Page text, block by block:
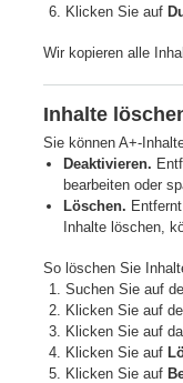
Klicken Sie auf
Wir kopieren alle
Inhalte
Sie können A+-
Deaktivieren.
bearbeiten oder
Löschen.
Inhalte löschen,
So löschen Sie
Suchen Sie auf
Klicken Sie auf
Klicken Sie auf
Klicken Sie auf
Klicken Sie auf